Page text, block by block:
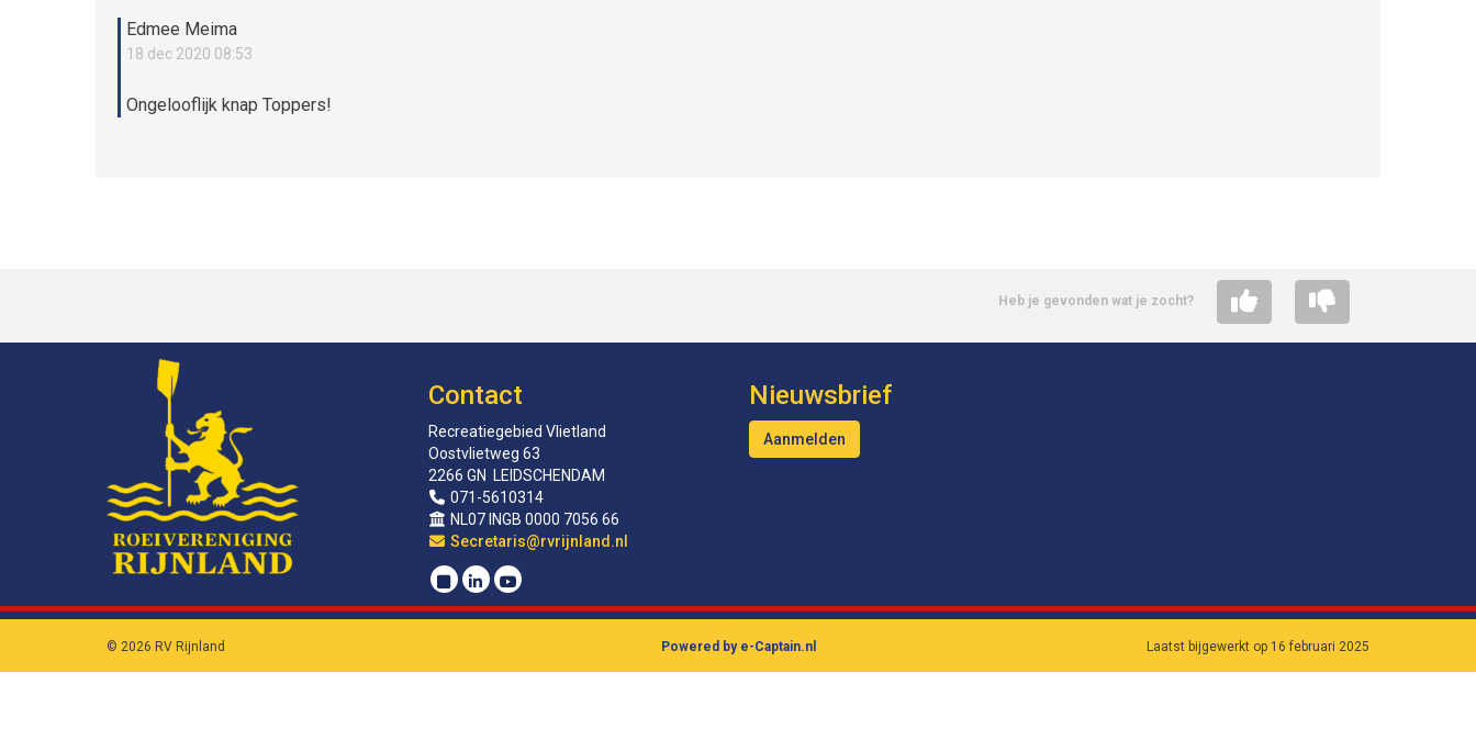
Edmee Meima
18 dec 2020 08:53
Ongelooflijk knap Toppers!
Heb je gevonden wat je zocht?
Contact
Recreatiegebied Vlietland
Oostvlietweg 63
2266 GN LEIDSCHENDAM
071-5610314
NL07 INGB 0000 7056 66
siraterceS@rvrijnland.nl
Nieuwsbrief
Aanmelden
© 2026 RV Rijnland Powered by e-Captain.nl Laatst bijgewerkt op 16 februari 2025